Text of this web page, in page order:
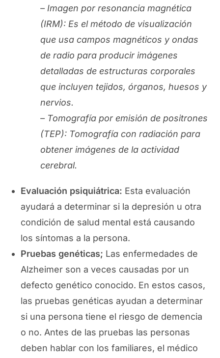
– Imagen por resonancia magnética
(IRM): Es el método de visualización
que usa campos magnéticos y ondas
de radio para producir imágenes
detalladas de estructuras corporales
que incluyen tejidos, órganos, huesos y
nervios.
– Tomografía por emisión de positrones
(TEP): Tomografía con radiación para
obtener imágenes de la actividad
cerebral.
Evaluación psiquiátrica: Esta evaluación
ayudará a determinar si la depresión u otra
condición de salud mental está causando
los síntomas a la persona.
Pruebas genéticas; Las enfermedades de
Alzheimer son a veces causadas por un
defecto genético conocido. En estos casos,
las pruebas genéticas ayudan a determinar
si una persona tiene el riesgo de demencia
o no. Antes de las pruebas las personas
deben hablar con los familiares, el médico